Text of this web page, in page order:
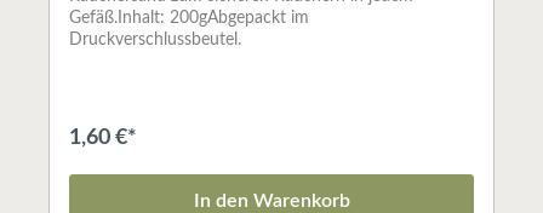
Gefäß.Inhalt: 200gAbgepackt im
Druckverschlussbeutel.
1,60 €*
In den Warenkorb